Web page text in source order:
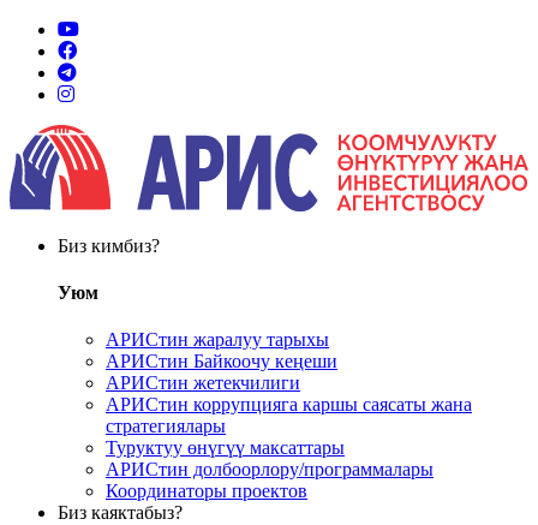
Биз кимбиз?
Уюм
АРИСтин жаралуу тарыхы
АРИСтин Байкоочу кеңеши
АРИСтин жетекчилиги
АРИСтин коррупцияга каршы саясаты жана
стратегиялары
Туруктуу өнүгүү максаттары
АРИСтин долбоорлору/программалары
Координаторы проектов
Биз каяктабыз?